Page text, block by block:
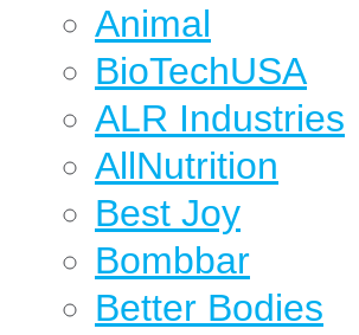
Animal
BioTechUSA
ALR Industries
AllNutrition
Best Joy
Bombbar
Better Bodies